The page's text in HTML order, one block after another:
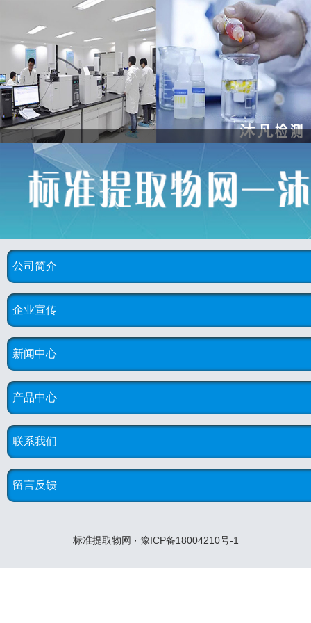
公司简介
企业宣传
新闻中心
产品中心
联系我们
留言反馈
标准提取物网 · 豫ICP备18004210号-1